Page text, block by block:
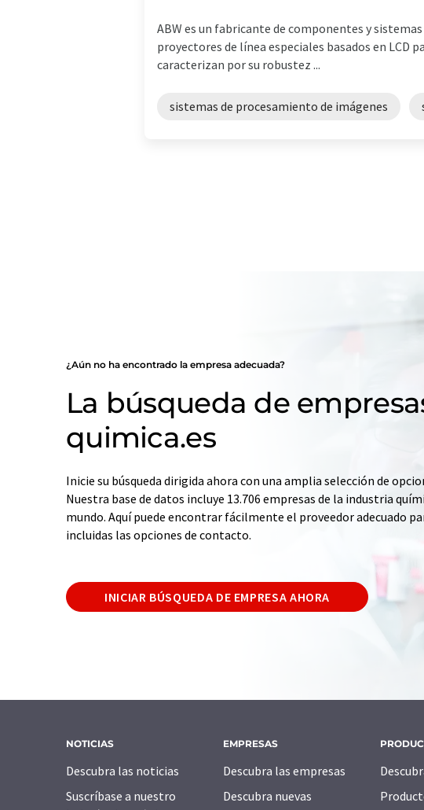
ABW es un fabricante de componentes y
proyectores de línea especiales basados en LCD
caracterizan por su robustez ...
sistemas de procesamiento de imágenes
¿Aún no ha encontrado la empresa adecuada?
La búsqueda de
quimica.es
Inicie su búsqueda dirigida ahora con una amplia selección de
Nuestra base de datos incluye 13.706 empresas de la industria
mundo. Aquí puede encontrar fácilmente el proveedor adecuado
incluidas las opciones de contacto.
INICIAR BÚSQUEDA DE EMPRESA AHORA
NOTICIAS
Descubra las noticias
Suscríbase a nuestro
EMPRESAS
Descubra las empresas
Descubra nuevas